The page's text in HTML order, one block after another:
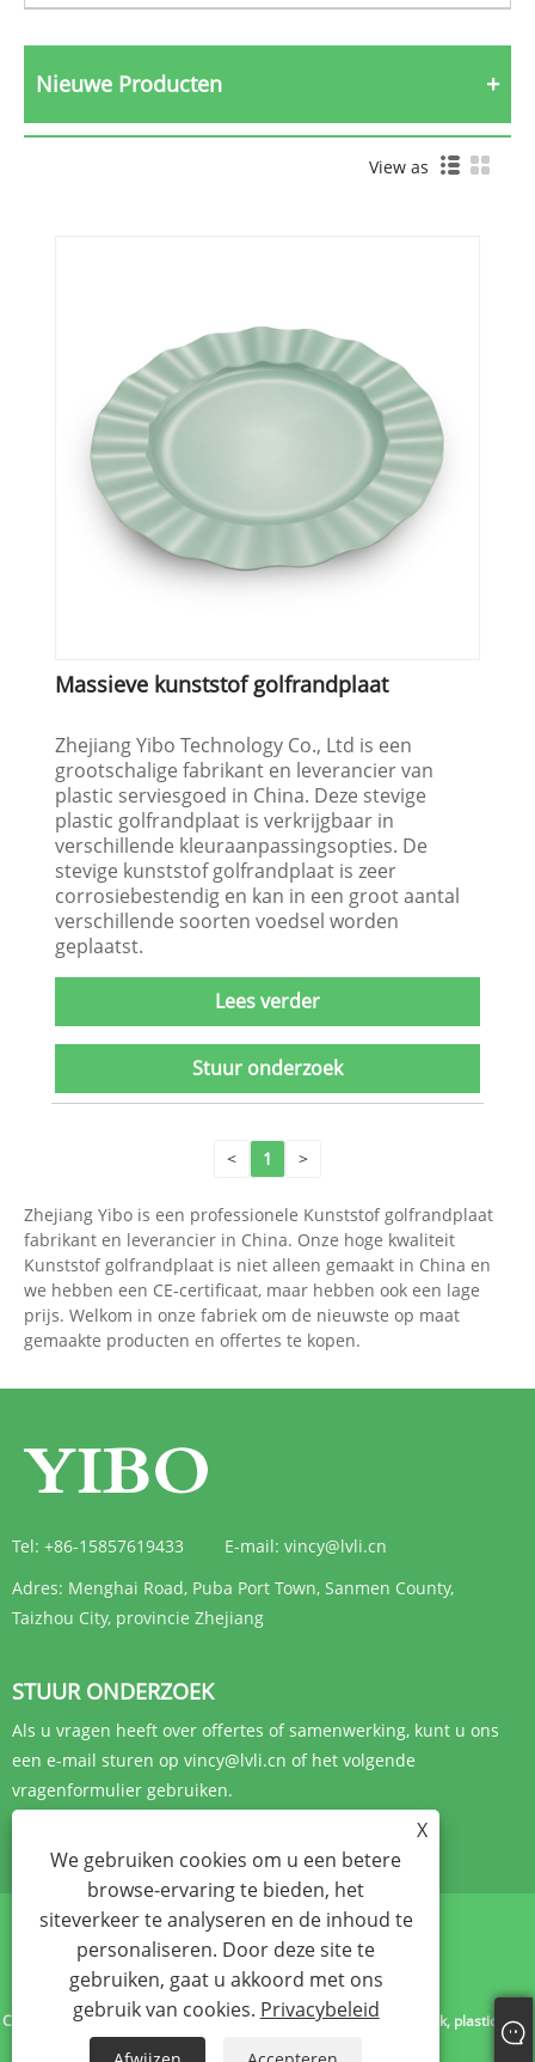
Nieuwe Producten
View as
Massieve kunststof golfrandplaat
Zhejiang Yibo Technology Co., Ltd is een
grootschalige fabrikant en leverancier van
plastic serviesgoed in China. Deze stevige
plastic golfrandplaat is verkrijgbaar in
verschillende kleuraanpassingsopties. De
stevige kunststof golfrandplaat is zeer
corrosiebestendig en kan in een groot aantal
verschillende soorten voedsel worden
geplaatst.
Lees verder
Stuur onderzoek
< 1 >
Zhejiang Yibo is een professionele Kunststof golfrandplaat
fabrikant en leverancier in China. Onze hoge kwaliteit
Kunststof golfrandplaat is niet alleen gemaakt in China en
we hebben een CE-certificaat, maar hebben ook een lage
prijs. Welkom in onze fabriek om de nieuwste op maat
gemaakte producten en offertes te kopen.
Tel: +86-15857619433 E-mail: vincy@lvli.cn
Adres: Menghai Road, Puba Port Town, Sanmen County,
Taizhou City, provincie Zhejiang
STUUR ONDERZOEK
Als u vragen heeft over offertes of samenwerking, kunt u ons
een e-mail sturen op vincy@lvli.cn of het volgende
vragenformulier gebruiken.
Links Sitemap RSS XML Privacybeleid
Copyright © 2023 Zhejiang Yibo Technology Co., Ltd.- Plastic bestek, plastic kom,
plastic bestek - Alle rechten voorbehouden
X
We gebruiken cookies om u een betere
browse-ervaring te bieden, het
siteverkeer te analyseren en de inhoud te
personaliseren. Door deze site te
gebruiken, gaat u akkoord met ons
gebruik van cookies. Privacybeleid